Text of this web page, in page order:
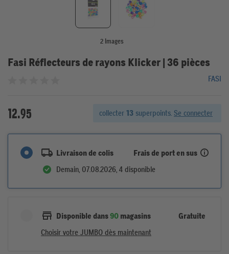
2 Images
Fasi Réflecteurs de rayons Klicker | 36 pièces
FASI
12.95 collecter 13 superpoints. Se connecter
Livraison de colis Frais de port en sus
Demain, 07.08.2026, 4 disponible
Disponible dans90 magasins Gratuite
Choisir votre JUMBO dès maintenant